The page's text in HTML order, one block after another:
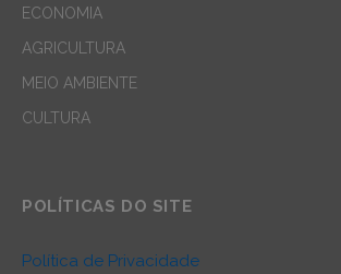
ECONOMIA
AGRICULTURA
MEIO AMBIENTE
CULTURA
POLÍTICAS DO SITE
Política de Privacidade